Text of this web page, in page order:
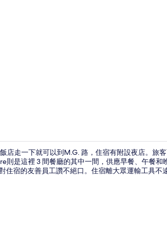
店走一下就可以到M.G. 路，住宿有附設夜店。旅
則是這裡 3 間餐廳的其中一間，供應早餐、午餐
住宿的友善員工讚不絕口。住宿離大眾運輸工具